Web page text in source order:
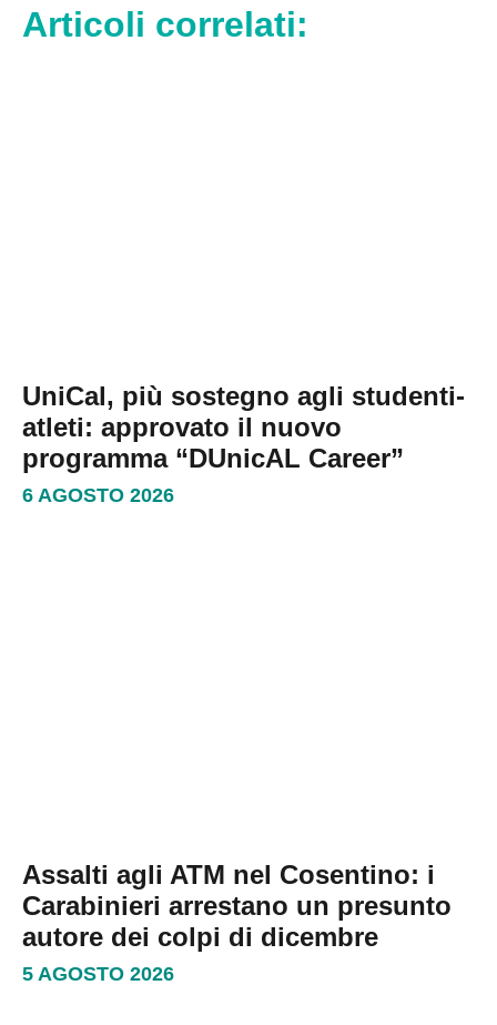
Articoli correlati:
UniCal, più sostegno agli studenti-
atleti: approvato il nuovo
programma “DUnicAL Career”
6 AGOSTO 2026
Assalti agli ATM nel Cosentino: i
Carabinieri arrestano un presunto
autore dei colpi di dicembre
5 AGOSTO 2026